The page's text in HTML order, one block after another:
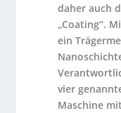
daher auch
„Coating“.
ein
vier
Maschine